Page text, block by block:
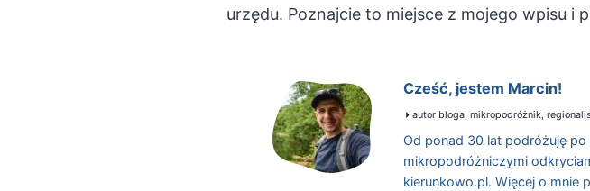
urzędu. Poznajcie to miejsce z mojego wpisu i
Cześć, jestem Marcin!
autor bloga, mikropodróżnik,
Od ponad 30 lat podróżuję
mikropodróżniczymi
kierunkowo.pl. Więcej o mnie